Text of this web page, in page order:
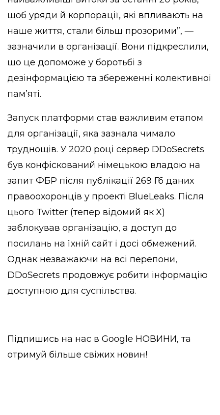
щоб уряди й корпорації, які впливають на
наше життя, стали більш прозорими”, —
зазначили в організації. Вони підкреслили,
що це допоможе у боротьбі з
дезінформацією та збереженні колективної
пам’яті.
Запуск платформи став важливим етапом
для організації, яка зазнала чимало
труднощів. У 2020 році сервер DDoSecrets
був конфіскований німецькою владою на
запит ФБР після публікації 269 Гб даних
правоохоронців у проекті BlueLeaks. Після
цього Twitter (тепер відомий як X)
заблокував організацію, а доступ до
посилань на їхній сайт і досі обмежений.
Однак незважаючи на всі перепони,
DDoSecrets продовжує робити інформацію
доступною для суспільства.
Підпишись на нас в Google НОВИНИ, та
отримуй більше свіжих новин!